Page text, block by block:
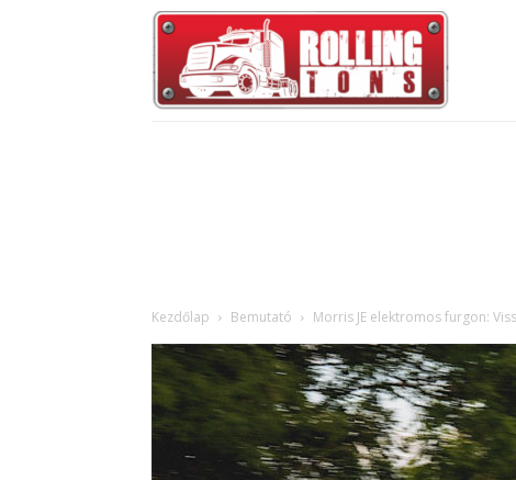
Kezdőlap Bemutató Morris JE elektromos furgon: